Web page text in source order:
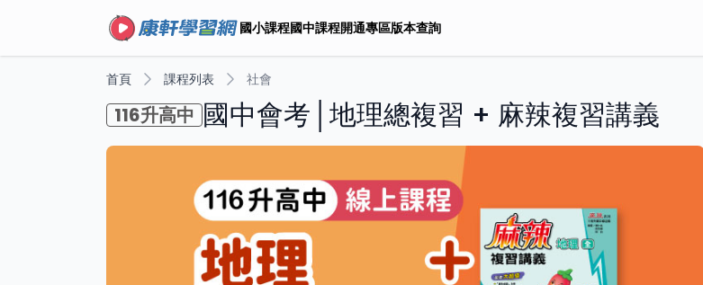
國小課程國中課程開通專區版本查詢
首頁 課程列表 社會
116升高中 國中會考│地理總複習 + 麻辣複習講義